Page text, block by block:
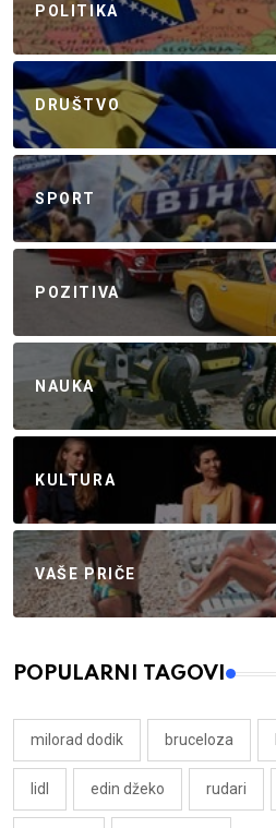
POLITIKA
DRUŠTVO
SPORT
POZITIVA
NAUKA
KULTURA
VAŠE PRIČE
POPULARNI TAGOVI
milorad dodik bruceloza
lidl edin džeko rudari